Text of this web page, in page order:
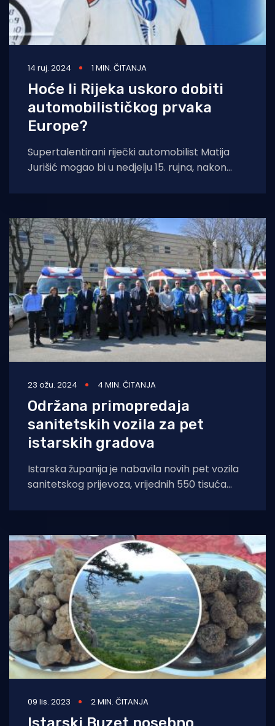
14 ruj. 2024 1 MIN. ČITANJA
Hoće li Rijeka uskoro dobiti
automobilističkog prvaka
Europe?
Supertalentirani riječki automobilist Matija
Jurišić mogao bi u nedjelju 15. rujna, nakon
hrvatskog oktanskog spektakla
23 ožu. 2024 4 MIN. ČITANJA
Održana primopredaja
sanitetskih vozila za pet
istarskih gradova
Istarska županija je nabavila novih pet vozila
sanitetskog prijevoza, vrijednih 550 tisuća
medicinu
09 lis. 2023 2 MIN. ČITANJA